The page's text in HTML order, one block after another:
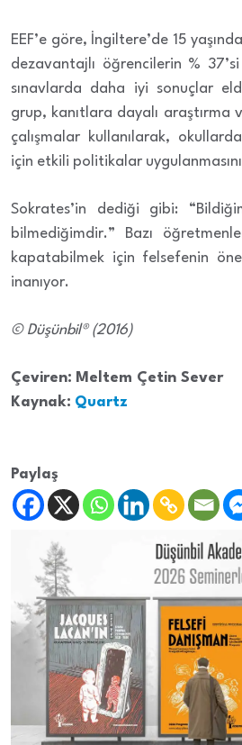
EEF’e göre, İngiltere’de 15
dezavantajlı öğrencilerin % 37’si
sınavlarda daha iyi sonuçlar
grup, kanıtlara dayalı araştırma
çalışmalar kullanılarak,
için etkili politikalar
Sokrates’in dediği gibi:
bilmediğimdir.” Bazı
kapatabilmek için felsefenin
inanıyor.
© Düşünbil® (2016)
Çeviren: Meltem Çetin Sever
Kaynak: Quartz
Paylaş